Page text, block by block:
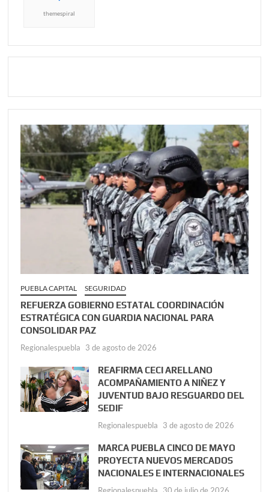
themespiral
PUEBLA CAPITAL SEGURIDAD
REFUERZA GOBIERNO ESTATAL COORDINACIÓN
ESTRATÉGICA CON GUARDIA NACIONAL PARA
CONSOLIDAR PAZ
Regionalespuebla 3 de agosto de 2026
REAFIRMA CECI ARELLANO
ACOMPAÑAMIENTO A NIÑEZ Y
JUVENTUD BAJO RESGUARDO DEL
SEDIF
Regionalespuebla 3 de agosto de 2026
MARCA PUEBLA CINCO DE MAYO
PROYECTA NUEVOS MERCADOS
NACIONALES E INTERNACIONALES